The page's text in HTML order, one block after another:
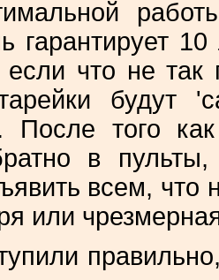
гарантирует
что не
будут
После того
в
всем, что
или